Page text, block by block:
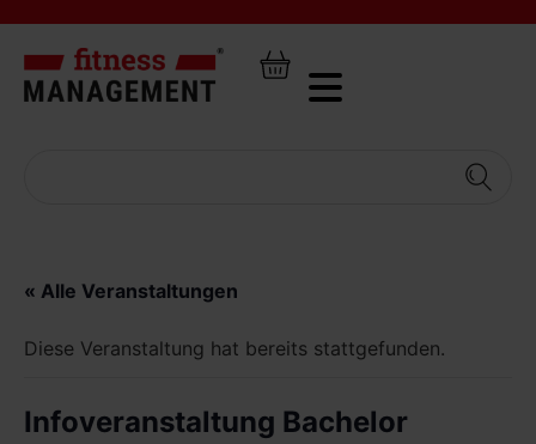
« Alle Veranstaltungen
Diese Veranstaltung hat bereits stattgefunden.
Infoveranstaltung Bachelor